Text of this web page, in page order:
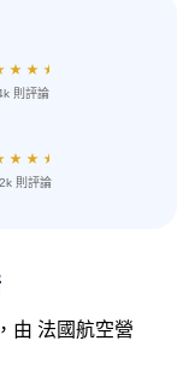
★ ★ ★
則評論
★ ★ ★
則評論
由 法國航空營